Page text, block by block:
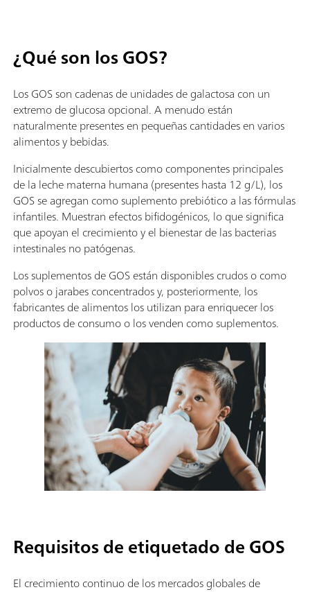
¿Qué son los GOS?
Los GOS son cadenas de unidades de galactosa con un
extremo de glucosa opcional. A menudo están
naturalmente presentes en pequeñas cantidades en varios
alimentos y bebidas.
Inicialmente descubiertos como componentes principales
de la leche materna humana (presentes hasta 12 g/L), los
GOS se agregan como suplemento prebiótico a las fórmulas
infantiles. Muestran efectos bifidogénicos, lo que significa
que apoyan el crecimiento y el bienestar de las bacterias
intestinales no patógenas.
Los suplementos de GOS están disponibles crudos o como
polvos o jarabes concentrados y, posteriormente, los
fabricantes de alimentos los utilizan para enriquecer los
productos de consumo o los venden como suplementos.
Requisitos de etiquetado de GOS
El crecimiento continuo de los mercados globales de